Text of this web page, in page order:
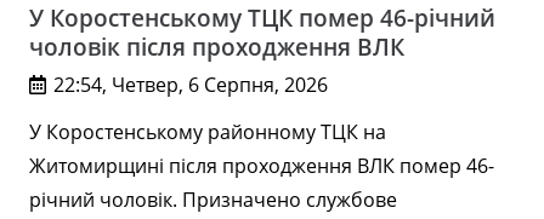
У Коростенському ТЦК помер 46-річний
чоловік після проходження ВЛК
22:54, Четвер, 6 Серпня, 2026
У Коростенському районному ТЦК на
Житомирщині після проходження ВЛК помер 46-
річний чоловік. Призначено службове